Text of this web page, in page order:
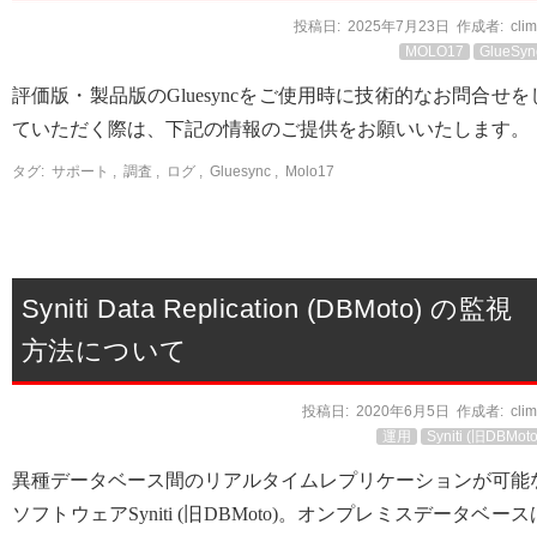
投稿日: 2025年7月23日 作成者:
MOLO17
評価版・製品版のGluesyncをご使用時に技術的なお問合せを
ていただく際は、下記の情報のご提供をお願いいたします。
タグ: サポート , 調査 , ログ , Gluesync , Molo17
Syniti Data Replication (DBMoto) の監視
方法について
投稿日: 2020年6月5日 作成者:
運用
Syniti (旧
異種データベース間のリアルタイムレプリケーションが可能
ソフトウェアSyniti (旧DBMoto)。オンプレミスデータベース